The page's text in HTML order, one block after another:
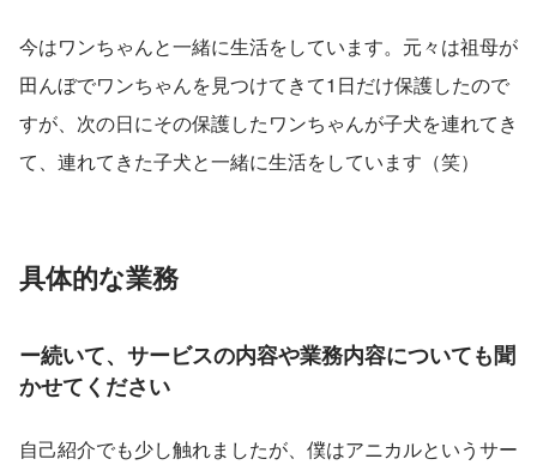
今はワンちゃんと一緒に生活をしています。元々は祖母が
田んぼでワンちゃんを見つけてきて1日だけ保護したので
すが、次の日にその保護したワンちゃんが子犬を連れてき
て、連れてきた子犬と一緒に生活をしています（笑）
具体的な業務
ー続いて、サービスの内容や業務内容についても聞
かせてください
自己紹介でも少し触れましたが、僕はアニカルというサー